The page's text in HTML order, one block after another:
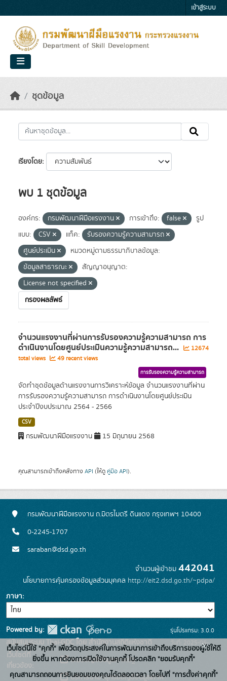
เข้าสู่ระบบ
ชุดข้อมูล
เรียงโดย
พบ 1 ชุดข้อมูล
องค์กร: กรมพัฒนาฝีมือแรงงาน การเข้าถึง: false
รูป
แบบ:
CSV แท็ค:
รับรองความรู้ความสามารถ
ศูนย์ประเมิน
หมวดหมู่ตามธรรมาภิบาลข้อมูล:
ข้อมูลสาธารณะ
สัญญาอนุญาต:
License not specified
กรองผลลัพธ์
จำนวนแรงงานที่ผ่านการรับรองความรู้ความสามารถ การ
ดำเนินงานโดยศูนย์ประเมินความรู้ความสามารถ...
12674
total views
49 recent views
การรับรองความรู้ความสามารถ
จัดทำชุดข้อมูลด้านแรงงานการวิเคราะห์ข้อมูล จำนวนแรงงานที่ผ่าน
การรับรองความรู้ความสามารถ การดำเนินงานโดยศูนย์ประเมิน
ประจำปีงบประมาณ 2564 - 2566
CSV
กรมพัฒนาฝีมือแรงงาน 15 มิถุนายน 2568
คุณสามารถเข้าถึงคลังทาง API (ให้ดู คู่มือ API).
กรมพัฒนาฝีมือแรงงาน ถ.มิตรไมตรี ดินแดง กรุงเทพฯ 10400
0-2245-1707
saraban@dsd.go.th
จำนวนผู้เข้าชม 442041
นโยบายการคุ้มครองข้อมูลส่วนบุคคล http://eit2.dsd.go.th/~pdpa/
ภาษา
Powered by:
สนับสนุนระบบ Thai-GDC โดย สำนักงานสถิติแห่งชาติ
เว็บไซต์ที่
เกี่ยวข้อง:
ระบบบัญชีข้อมูลภาครัฐ
บริการนามานุกรมบัญชีข้อมูลภาค
รุ่นโปรแกรม: 3.0.0
วันที่: 2025-06-
10
เว็บไซต์นี้ใช้ "คุกกี้" เพื่อวัตถุประสงค์ในการพัฒนาการเข้าถึงบริการของผู้ใช้ให้ดี
ยิ่งขึ้น หากต้องการเปิดใช้งานคุกกี้ โปรดคลิก "ยอมรับคุกกี้"
คุณสามารถถอนการยินยอมของคุณได้ตลอดเวลา โดยไปที่ "การตั้งค่าคุกกี้"
x